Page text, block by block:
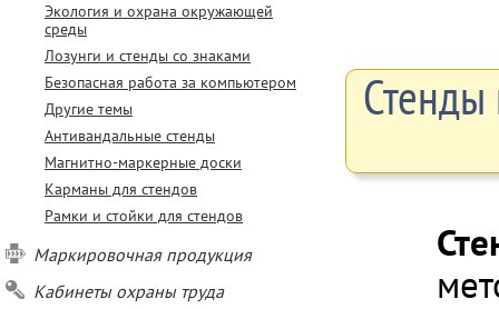
Экология и охрана окружающей
среды
Лозунги и стенды со знаками
Безопасная работа за компьютером
Другие темы
Антивандальные стенды
Магнитно-маркерные доски
Карманы для стендов
Рамки и стойки для стендов
Маркировочная продукция
Кабинеты охраны труда